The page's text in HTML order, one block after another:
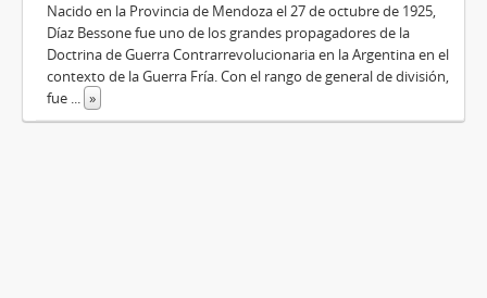
Nacido en la Provincia de Mendoza el 27 de octubre de 1925,
Díaz Bessone fue uno de los grandes propagadores de la
Doctrina de Guerra Contrarrevolucionaria en la Argentina en el
contexto de la Guerra Fría. Con el rango de general de división,
fue ... »